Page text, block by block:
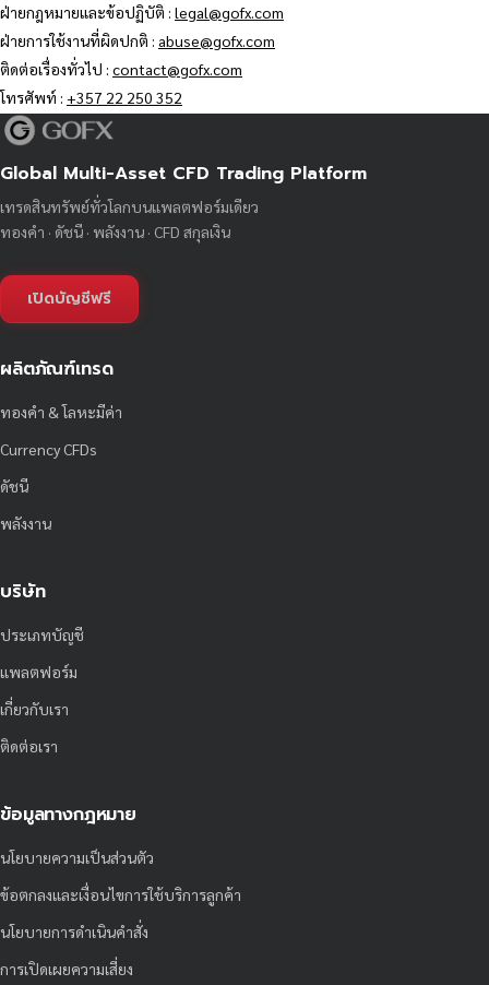
ฝ่ายกฎหมายและข้อปฏิบัติ : legal@gofx.com
ฝ่ายการใช้งานที่ผิดปกติ : abuse@gofx.com
ติดต่อเรื่องทั่วไป : contact@gofx.com
โทรศัพท์ : +357 22 250 352
Global Multi-Asset CFD Trading Platform
เทรดสินทรัพย์ทั่วโลกบนแพลตฟอร์มเดียว
ทองคำ · ดัชนี · พลังงาน · CFD สกุลเงิน
เปิดบัญชีฟรี
ผลิตภัณฑ์เทรด
ทองคำ & โลหะมีค่า
Currency CFDs
ดัชนี
พลังงาน
บริษัท
ประเภทบัญชี
แพลตฟอร์ม
เกี่ยวกับเรา
ติดต่อเรา
ข้อมูลทางกฎหมาย
นโยบายความเป็นส่วนตัว
ข้อตกลงและเงื่อนไขการใช้บริการลูกค้า
นโยบายการดำเนินคำสั่ง
การเปิดเผยความเสี่ยง